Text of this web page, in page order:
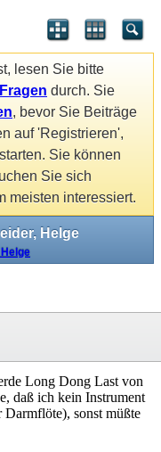
lesen Sie bitte
durch. Sie
, bevor Sie Beiträge
auf 'Registrieren',
Sie können
Sie sich
meisten interessiert.
Helge
Long Dong Last von
daß ich kein Instrument
sonst müßte